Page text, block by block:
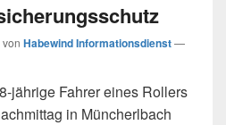
von Habewind Informationsdienst—
jährige Fahrer eines Rollers
in Müncherlbach